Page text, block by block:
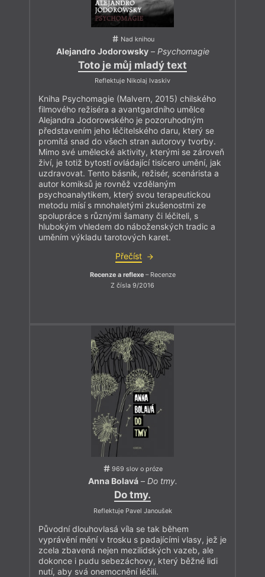
Nad knihou
Alejandro Jodorowsky– Psychomagie
Toto je můj mladý text
Reflektuje Nikolaj Ivaskiv
Kniha Psychomagie (Malvern, 2015) chilského
filmového režiséra a avantgardního umělce
Alejandra Jodorowského je pozoruhodným
představením jeho léčitelského daru, který se
promítá snad do všech stran autorovy tvorby.
Mimo své umělecké aktivity, kterými se zároveň
živí, je totiž bytostí ovládající tisícero umění, jak
uzdravovat. Tento básník, režisér, scenárista a
autor komiksů je rovněž vzdělaným
psychoanalytikem, který svou terapeutickou
metodu mísí s mnohaletými zkušenostmi ze
spolupráce s různými šamany či léčiteli, s
hlubokým vhledem do náboženských tradic a
uměním výkladu tarotových karet.
Přečíst
Recenze a reflexe– Recenze
Z čísla 9/2016
969 slov o próze
Anna Bolavá– Do tmy.
Do tmy.
Reflektuje Pavel Janoušek
Původní dlouhovlasá víla se tak během
vyprávění mění v trosku s padajícími vlasy, jež je
zcela zbavená nejen mezilidských vazeb, ale
dokonce i pudu sebezáchovy, který běžné lidi
nutí, aby svá onemocnění léčili.